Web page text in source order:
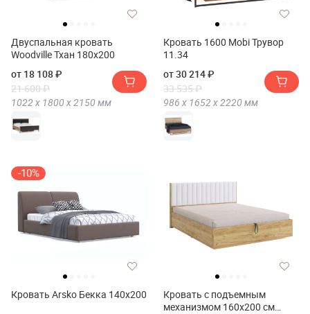
Двуспальная кровать
Woodville Тхан 180х200
от 18 108 ₽
21 600 ₽
1022 х 1800 х2150 мм
Кровать 1600 Mobi Трувор
11.34
от 30 214 ₽
33 535 ₽
986 х 1652 х2220 мм
-10%
Кровать Arsko Бекка 140x200
Кровать с подъемным
механизмом 160х200 см